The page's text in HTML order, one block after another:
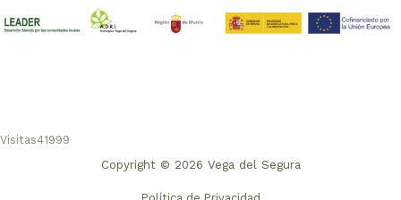
Visitas41999
Copyright © 2026 Vega del Segura